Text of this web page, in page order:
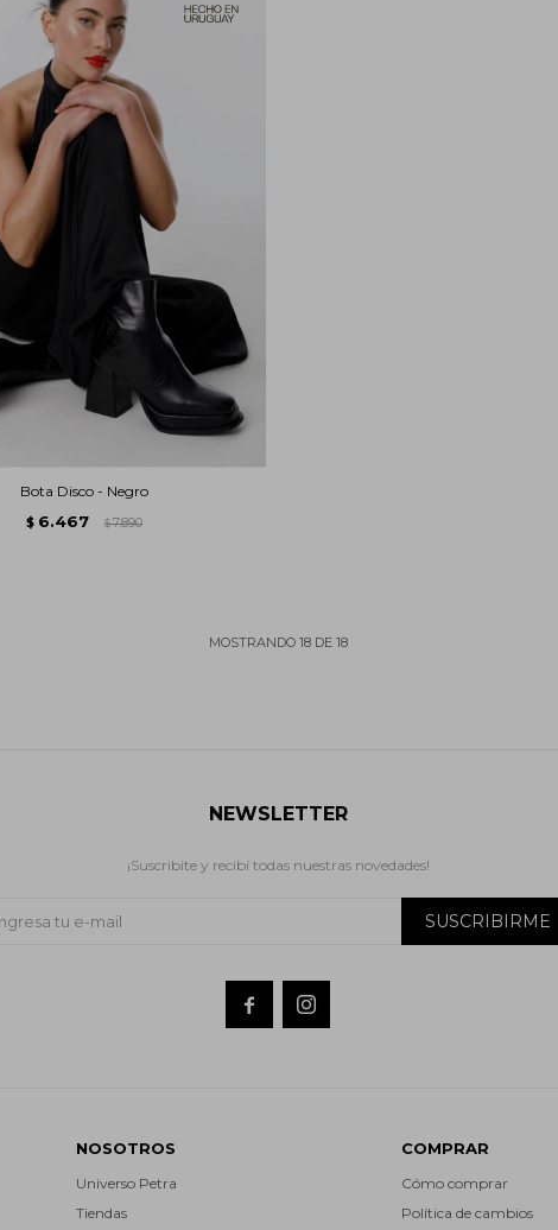
Bota Disco - Negro
$ 6.467 $ 7.890
MOSTRANDO 18DE 18
NOSOTROS
Universo Petra
Tiendas
COMPRAR
Cómo comprar
Política de cambios
NEWSLETTER
¡Suscribite y recibí todas nuestras novedades!
SUSCRIBIRME
 